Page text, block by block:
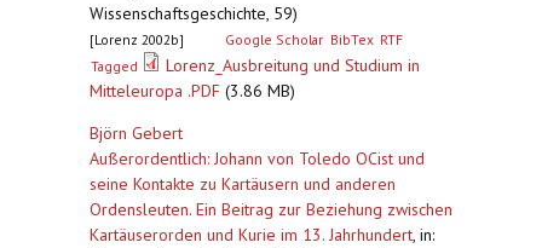
Wissenschaftsgeschichte, 59)
[Lorenz 2002b] Google Scholar BibTex RTF
Tagged
Lorenz_Ausbreitung und Studium in
Mitteleuropa .PDF (3.86 MB)
Björn Gebert
Außerordentlich: Johann von Toledo OCist und
seine Kontakte zu Kartäusern und anderen
Ordensleuten. Ein Beitrag zur Beziehung zwischen
Kartäuserorden und Kurie im 13. Jahrhundert, in: